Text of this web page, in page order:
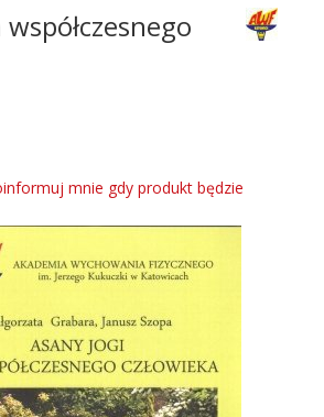
mnie gdy produkt będzie